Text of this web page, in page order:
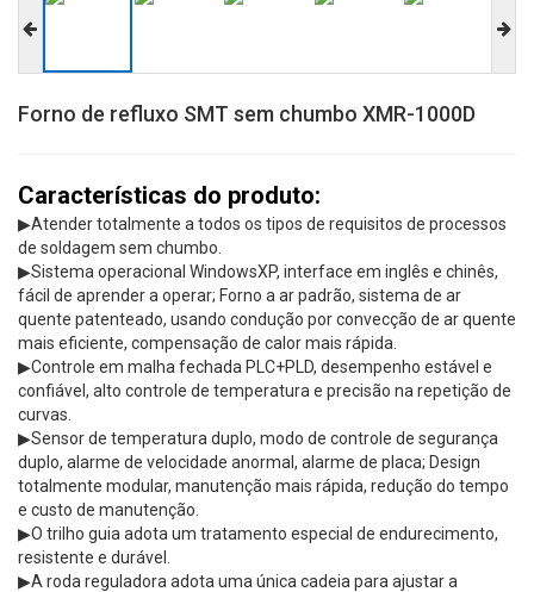
Forno de refluxo SMT sem chumbo XMR-1000D
Características do produto:
▶Atender totalmente a todos os tipos de requisitos de processos
de soldagem sem chumbo.
▶Sistema operacional WindowsXP, interface em inglês e chinês,
fácil de aprender a operar; Forno a ar padrão, sistema de ar
quente patenteado, usando condução por convecção de ar quente
mais eficiente, compensação de calor mais rápida.
▶Controle em malha fechada PLC+PLD, desempenho estável e
confiável, alto controle de temperatura e precisão na repetição de
curvas.
▶Sensor de temperatura duplo, modo de controle de segurança
duplo, alarme de velocidade anormal, alarme de placa; Design
totalmente modular, manutenção mais rápida, redução do tempo
e custo de manutenção.
▶O trilho guia adota um tratamento especial de endurecimento,
resistente e durável.
▶A roda reguladora adota uma única cadeia para ajustar a